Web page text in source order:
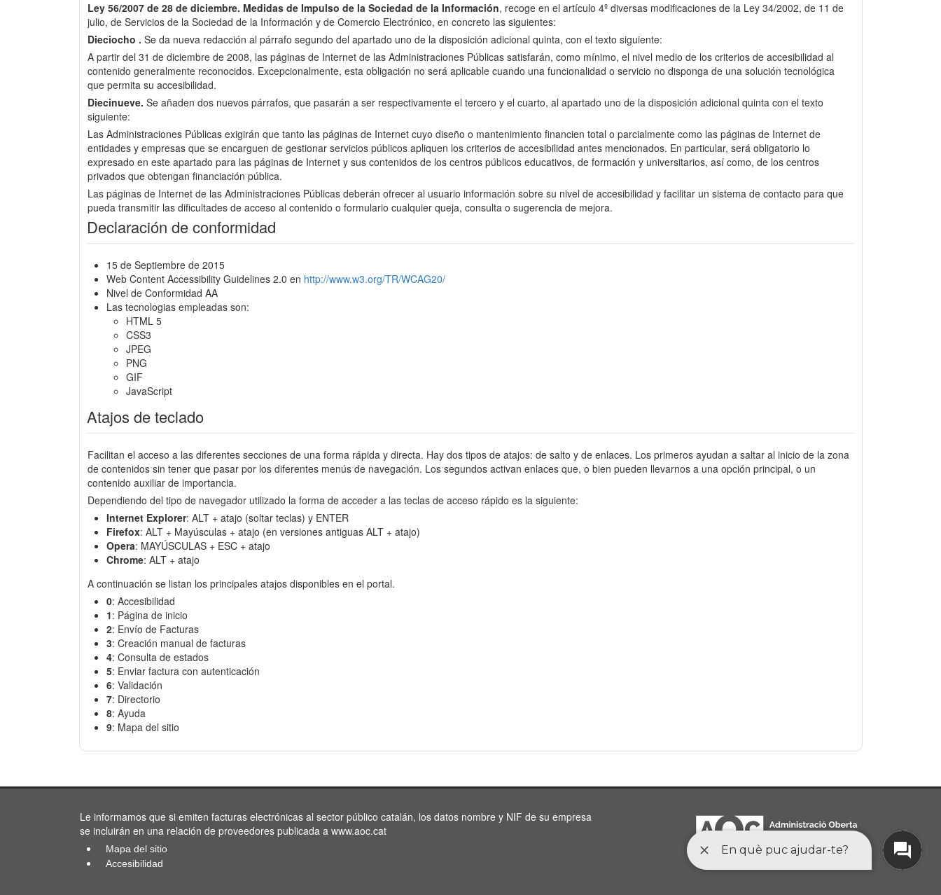
Ley 56/2007 de 28 de diciembre. Medidas de Impulso de la Sociedad de la Información, recoge en el artículo 4º diversas modificaciones de la Ley 34/2002, de 11 de
julio, de Servicios de la Sociedad de la Información y de Comercio Electrónico, en concreto las siguientes:
Dieciocho . Se da nueva redacción al párrafo segundo del apartado uno de la disposición adicional quinta, con el texto siguiente:
A partir del 31 de diciembre de 2008, las páginas de Internet de las Administraciones Públicas satisfarán, como mínimo, el nivel medio de los criterios de accesibilidad al
contenido generalmente reconocidos. Excepcionalmente, esta obligación no será aplicable cuando una funcionalidad o servicio no disponga de una solución tecnológica
que permita su accesibilidad.
Diecinueve. Se añaden dos nuevos párrafos, que pasarán a ser respectivamente el tercero y el cuarto, al apartado uno de la disposición adicional quinta con el texto
siguiente:
Las Administraciones Públicas exigirán que tanto las páginas de Internet cuyo diseño o mantenimiento financien total o parcialmente como las páginas de Internet de
entidades y empresas que se encarguen de gestionar servicios públicos apliquen los criterios de accesibilidad antes mencionados. En particular, será obligatorio lo
expresado en este apartado para las páginas de Internet y sus contenidos de los centros públicos educativos, de formación y universitarios, así como, de los centros
privados que obtengan financiación pública.
Las páginas de Internet de las Administraciones Públicas deberán ofrecer al usuario información sobre su nivel de accesibilidad y facilitar un sistema de contacto para que
pueda transmitir las dificultades de acceso al contenido o formulario cualquier queja, consulta o sugerencia de mejora.
Declaración de conformidad
15 de Septiembre de 2015
Web Content Accessibility Guidelines 2.0 en http://www.w3.org/TR/WCAG20/
Nivel de Conformidad AA
Las tecnologias empleadas son:
HTML 5
CSS3
JPEG
PNG
GIF
JavaScript
Atajos de teclado
Facilitan el acceso a las diferentes secciones de una forma rápida y directa. Hay dos tipos de atajos: de salto y de enlaces. Los primeros ayudan a saltar al inicio de la zona
de contenidos sin tener que pasar por los diferentes menús de navegación. Los segundos activan enlaces que, o bien pueden llevarnos a una opción principal, o un
contenido auxiliar de importancia.
Dependiendo del tipo de navegador utilizado la forma de acceder a las teclas de acceso rápido es la siguiente:
Internet Explorer: ALT + atajo (soltar teclas) y ENTER
Firefox: ALT + Mayúsculas + atajo (en versiones antiguas ALT + atajo)
Opera: MAYÚSCULAS + ESC + atajo
Chrome: ALT + atajo
A continuación se listan los principales atajos disponibles en el portal.
0: Accesibilidad
1: Página de inicio
2: Envío de Facturas
3: Creación manual de facturas
4: Consulta de estados
5: Enviar factura con autenticación
6: Validación
7: Directorio
8: Ayuda
9: Mapa del sitio
Le informamos que si emiten facturas electrónicas al sector público catalán, los datos nombre y NIF de su empresa
se incluirán en una relación de proveedores publicada a www.aoc.cat
Mapa del sitio
Accesibilidad